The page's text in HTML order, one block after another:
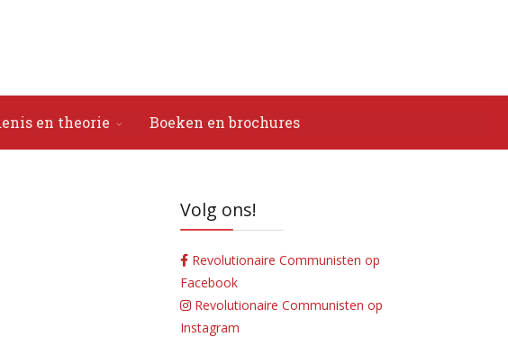
en theorie Boeken en brochures
Volg ons!
Revolutionaire Communisten op
Facebook
Revolutionaire Communisten op
Instagram